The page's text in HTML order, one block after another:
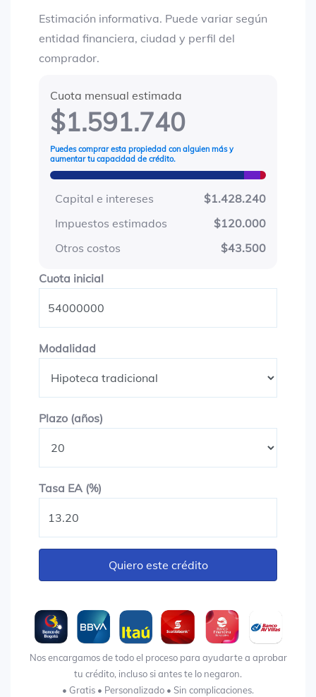
Estimación informativa. Puede variar según
entidad financiera, ciudad y perfil del
comprador.
Cuota mensual estimada
$1.591.740
Puedes comprar esta propiedad con alguien más y
aumentar tu capacidad de crédito.
Capital e intereses
$1.428.240
Impuestos estimados
$120.000
Otros costos
$43.500
Cuota inicialCuota inicial
Modalidad
Plazo (años)
Tasa EA (%)
Quiero este crédito
Nos encargamos de todo el proceso para ayudarte a aprobar
tu crédito, incluso si antes te lo negaron.
• Gratis • Personalizado • Sin complicaciones.